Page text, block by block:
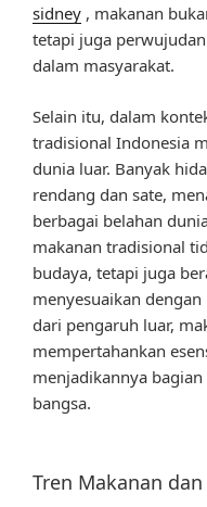
sidney , makanan
tetapi juga
dalam masyarakat.
Selain itu, dalam
tradisional Indonesia
dunia luar. Banyak
rendang dan sate,
berbagai belahan
makanan tradisional
budaya, tetapi juga
menyesuaikan
dari pengaruh luar,
mempertahankan
menjadikannya
bangsa.
Tren Makanan